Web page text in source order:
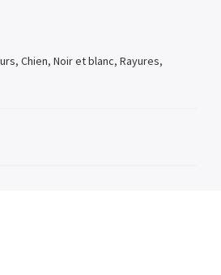
, Chien, Noir et blanc, Rayures,